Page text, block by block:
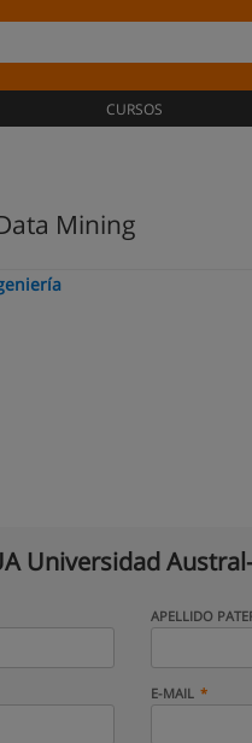
CURSOS
Mining
Universidad
APELLIDO
E-MAIL